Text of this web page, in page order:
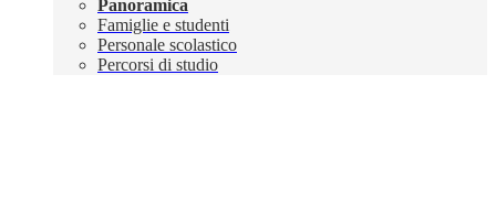
Panoramica
Famiglie e studenti
Personale scolastico
Percorsi di studio